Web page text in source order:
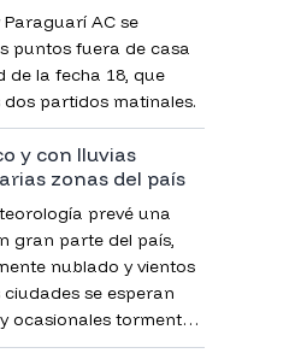
AC se
puntos fuera de casa
de la fecha 18, que
partidos matinales.
y con lluvias
zonas del país
prevé una
gran parte del país,
nublado y vientos
ciudades se esperan
ocasionales tormentas
que las temperaturas